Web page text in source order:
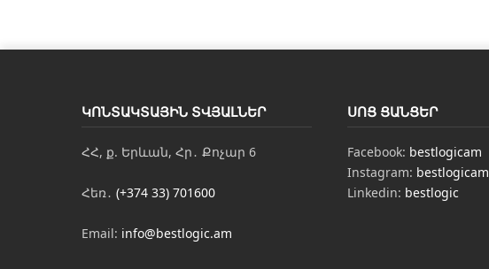
ԿՈՆՏԱԿՏԱՅԻՆ ՏՎՅԱԼՆԵՐ
ՀՀ, ք. Երևան, Հր․ Քոչար 6
Հեռ․ (+374 33) 701600
Email: info@bestlogic.am
ՍՈՑ ՑԱՆՑԵՐ
Facebook: bestlogicam
Instagram: bestlogicam
Linkedin: bestlogic